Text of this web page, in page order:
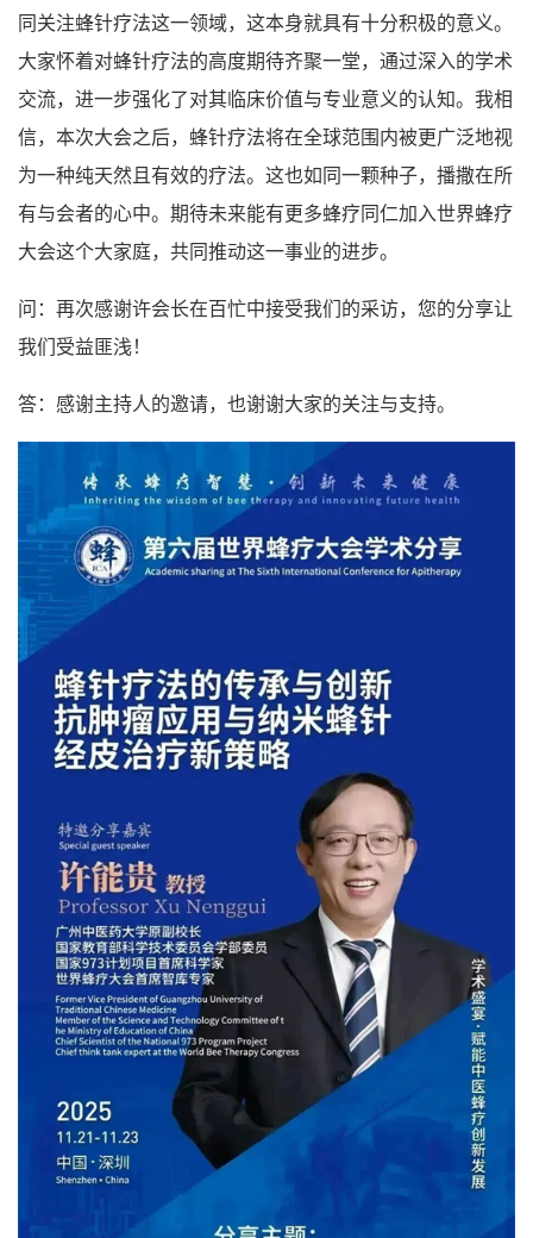
同关注蜂针疗法这一领域，这本身就具有十分积极的意义。
大家怀着对蜂针疗法的高度期待齐聚一堂，通过深入的学术
交流，进一步强化了对其临床价值与专业意义的认知。我相
信，本次大会之后，蜂针疗法将在全球范围内被更广泛地视
为一种纯天然且有效的疗法。这也如同一颗种子，播撒在所
有与会者的心中。期待未来能有更多蜂疗同仁加入世界蜂疗
大会这个大家庭，共同推动这一事业的进步。
问：再次感谢许会长在百忙中接受我们的采访，您的分享让
我们受益匪浅！
答：感谢主持人的邀请，也谢谢大家的关注与支持。